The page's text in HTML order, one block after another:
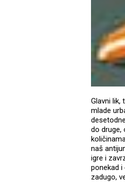
Glavni lik,
mlade
do druge,
naš
igre i
ponekad i
zadugo,